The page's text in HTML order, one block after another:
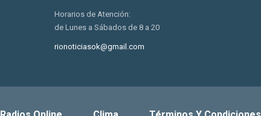
Horarios de Atención:
de Lunes a Sábados de 8 a 20
rionoticiasok@gmail.com